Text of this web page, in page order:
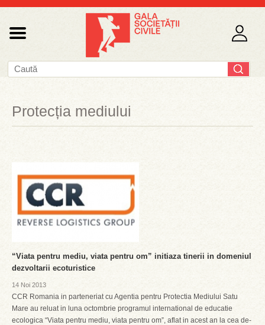
Protecția mediului
“Viata pentru mediu, viata pentru om” initiaza tinerii in domeniul
dezvoltarii ecoturistice
14 Noi 2013
CCR Romania in parteneriat cu Agentia pentru Protectia Mediului Satu
Mare au reluat in luna octombrie programul international de educatie
ecologica “Viata pentru mediu, viata pentru om”, aflat in acest an la cea de-